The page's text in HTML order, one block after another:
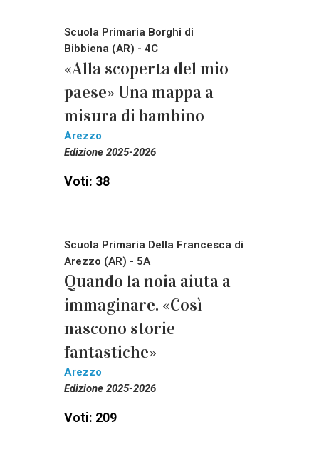
Scuola Primaria Borghi di
Bibbiena (AR) - 4C
«Alla scoperta del mio
paese» Una mappa a
misura di bambino
Arezzo
Edizione 2025-2026
Voti: 38
Scuola Primaria Della Francesca di
Arezzo (AR) - 5A
Quando la noia aiuta a
immaginare. «Così
nascono storie
fantastiche»
Arezzo
Edizione 2025-2026
Voti: 209